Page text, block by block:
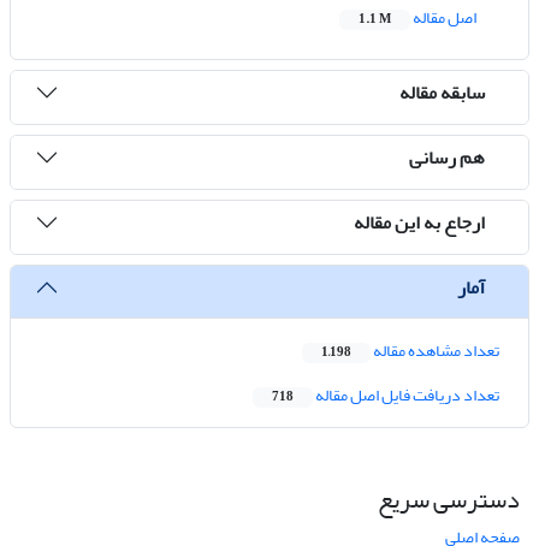
اصل مقاله
1.1 M
سابقه مقاله
هم رسانی
ارجاع به این مقاله
آمار
تعداد مشاهده مقاله 1,198
تعداد دریافت فایل اصل مقاله 718
دسترسی سریع
صفحه اصلی